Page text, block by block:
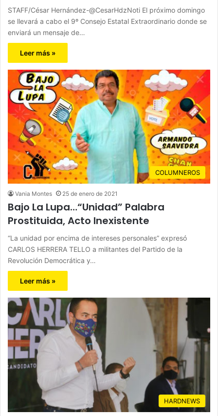
STAFF/César Hernández-@CesarHdzNoti El próximo domingo
se llevará a cabo el 9º Consejo Estatal Extraordinario donde se
enviará un mensaje de…
Leer más »
COLUMNEROS
Vania Montes 25 de enero de 2021
Bajo La Lupa…“Unidad” Palabra
Prostituida, Acto Inexistente
“La unidad por encima de intereses personales” expresó
CARLOS HERRERA TELLO a militantes del Partido de la
Revolución Democrática y…
Leer más »
HARDNEWS